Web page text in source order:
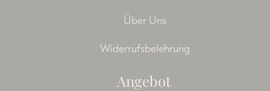
Über Uns
Widerrufsbelehrung
Angebot